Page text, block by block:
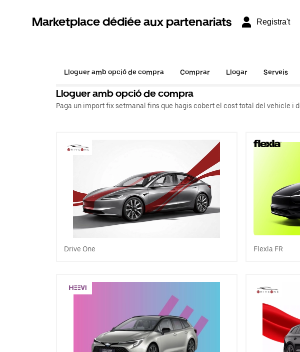
Marketplace dédiée aux partenariats Registra't
Lloguer amb opció de compra Comprar Llogar Serveis
Lloguer amb opció de compra
Paga un import fix setmanal fins que hagis cobert el cost total del vehicle i
Drive One Flexla FR